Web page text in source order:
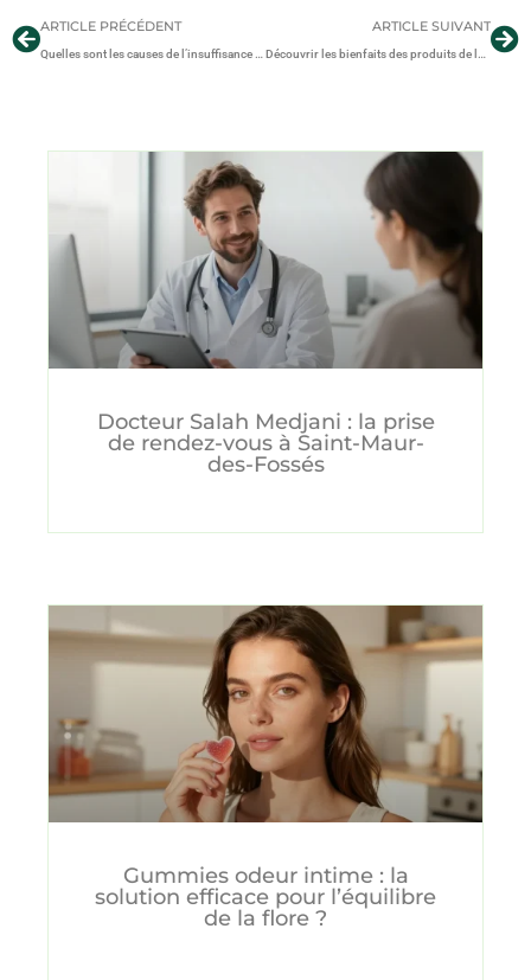
ARTICLE PRÉCÉDENT
Quelles sont les causes de l’insuffisance veineuse ?
ARTICLE SUIVANT
Découvrir les bienfaits des produits de la ruche
Docteur Salah Medjani : la prise
de rendez-vous à Saint-Maur-
des-Fossés
Gummies odeur intime : la
solution efficace pour l’équilibre
de la flore ?